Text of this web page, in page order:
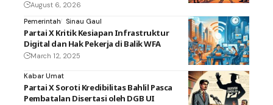
August 6, 2026
Pemerintah
Sinau Gaul
Partai X Kritik Kesiapan Infrastruktur
Digital dan Hak Pekerja di Balik WFA
March 12, 2025
Kabar Umat
Partai X Soroti Kredibilitas Bahlil Pasca
Pembatalan Disertasi oleh DGB UI